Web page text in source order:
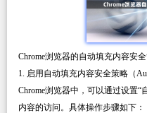
Chrome浏览器的自动填充内容安
1. 启用自动填充内容安全策略（
Chrome浏览器中，可以通过设置
内容的访问。具体操作步骤如下：